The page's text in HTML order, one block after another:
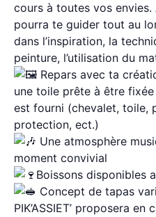
cours à toutes vos
pourra te guider tout au
dans l’inspiration, la
peinture, l’utilisation du
Repars avec ta
une toile prête à être
est fourni (chevalet, toile,
protection, ect.)
Une atmosphère
moment convivial
Boissons disponibles
Concept de tapas
PIK’ASSIET’ proposera